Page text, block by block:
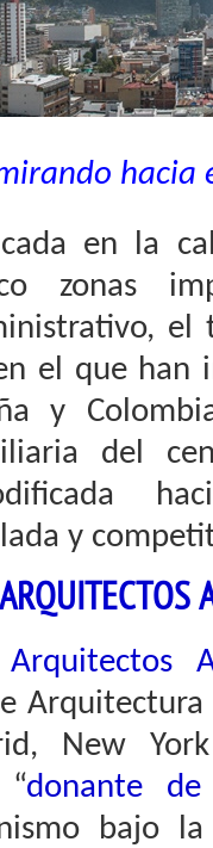
en la
zonas
el que han
y
del
y
New
donante de
bajo